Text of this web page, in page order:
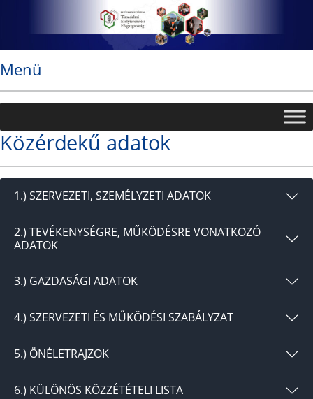
Menü
Közérdekű adatok
1.) SZERVEZETI, SZEMÉLYZETI ADATOK
2.) TEVÉKENYSÉGRE, MŰKÖDÉSRE VONATKOZÓ
ADATOK
3.) GAZDASÁGI ADATOK
4.) SZERVEZETI ÉS MŰKÖDÉSI SZABÁLYZAT
5.) ÖNÉLETRAJZOK
6.) KÜLÖNÖS KÖZZÉTÉTELI LISTA